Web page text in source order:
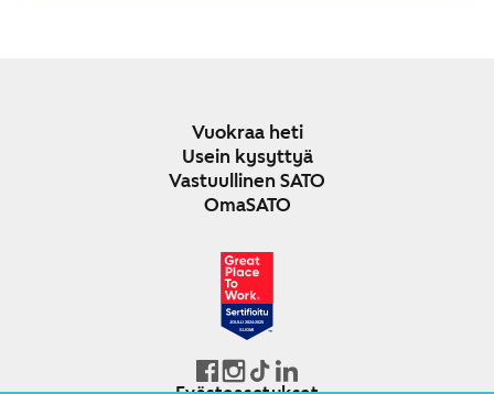
Vuokraa heti
Usein kysyttyä
Vastuullinen SATO
OmaSATO
JOULU 2024-2025
SUOMI